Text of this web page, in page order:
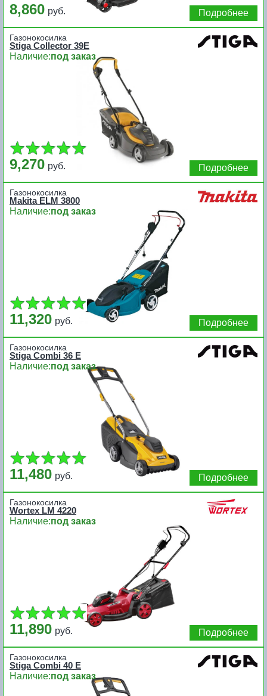
8,860 руб. Подробнее
Газонокосилка
Stiga Collector 39E
Наличие:под заказ
9,270 руб. Подробнее
Газонокосилка
Makita ELM 3800
Наличие:под заказ
11,320 руб. Подробнее
Газонокосилка
Stiga Combi 36 E
Наличие:под заказ
11,480 руб. Подробнее
Газонокосилка
Wortex LM 4220
Наличие:под заказ
11,890 руб. Подробнее
Газонокосилка
Stiga Combi 40 E
Наличие:под заказ